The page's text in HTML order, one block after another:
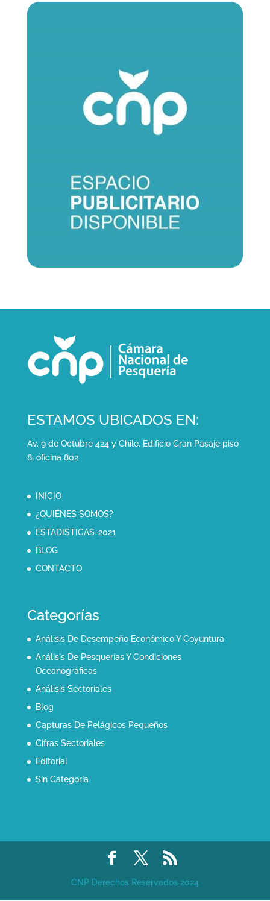
ESTAMOS UBICADOS EN:
Av. 9 de Octubre 424 y Chile. Edificio Gran Pasaje piso
8, oficina 802
INICIO
¿QUIÉNES SOMOS?
ESTADISTICAS-2021
BLOG
CONTACTO
Categorías
Análisis De Desempeño Económico Y Coyuntura
Análisis De Pesquerías Y Condiciones
Oceanográficas
Análisis Sectoriales
Blog
Capturas De Pelágicos Pequeños
Cifras Sectoriales
Editorial
Sin Categoría
CNP Derechos Reservados 2024